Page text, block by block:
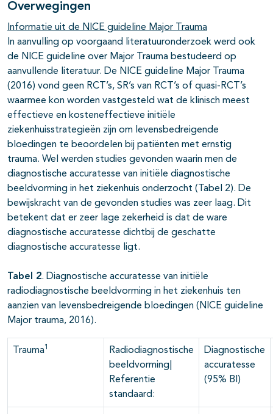
Overwegingen
Informatie uit de NICE guideline Major Trauma
In aanvulling op voorgaand literatuuronderzoek werd ook
de NICE guideline over Major Trauma bestudeerd op
aanvullende literatuur. De NICE guideline Major Trauma
(2016) vond geen RCT’s, SR’s van RCT’s of quasi-RCT’s
waarmee kon worden vastgesteld wat de klinisch meest
effectieve en kosteneffectieve initiële
ziekenhuisstrategieën zijn om levensbedreigende
bloedingen te beoordelen bij patiënten met ernstig
trauma. Wel werden studies gevonden waarin men de
diagnostische accuratesse van initiële diagnostische
beeldvorming in het ziekenhuis onderzocht (Tabel 2). De
bewijskracht van de gevonden studies was zeer laag. Dit
betekent dat er zeer lage zekerheid is dat de ware
diagnostische accuratesse dichtbij de geschatte
diagnostische accuratesse ligt.
Tabel 2. Diagnostische accuratesse van initiële
radiodiagnostische beeldvorming in het ziekenhuis ten
aanzien van levensbedreigende bloedingen (NICE guideline
Major trauma, 2016).
Trauma1
Radiodiagnostische
beeldvorming|
Referentie
standaard:
Diagnostische
accuratesse
(95% BI)